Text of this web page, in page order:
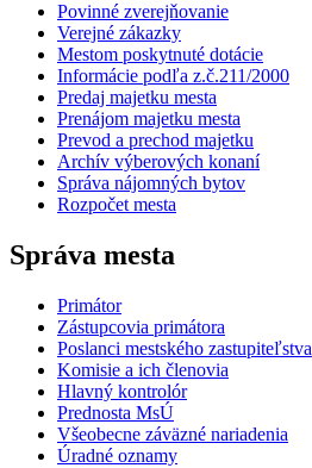
Povinné zverejňovanie
Verejné zákazky
Mestom poskytnuté dotácie
Informácie podľa z.č.211/2000
Predaj majetku mesta
Prenájom majetku mesta
Prevod a prechod majetku
Archív výberových konaní
Správa nájomných bytov
Rozpočet mesta
Správa mesta
Primátor
Zástupcovia primátora
Poslanci mestského zastupiteľstva
Komisie a ich členovia
Hlavný kontrolór
Prednosta MsÚ
Všeobecne záväzné nariadenia
Úradné oznamy